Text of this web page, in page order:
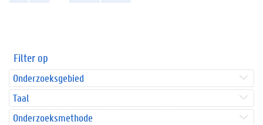
Filter op
Onderzoeksgebied
Taal
Onderzoeksmethode